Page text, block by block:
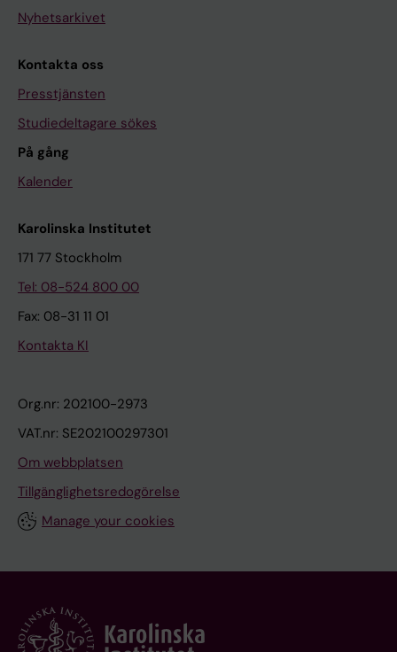
Nyhetsarkivet
Kontakta oss
Presstjänsten
Studiedeltagare sökes
På gång
Kalender
Karolinska Institutet
171 77 Stockholm
Tel: 08-524 800 00
Fax: 08-31 11 01
Kontakta KI
Org.nr: 202100-2973
VAT.nr: SE202100297301
Om webbplatsen
Tillgänglighetsredogörelse
Manage your cookies